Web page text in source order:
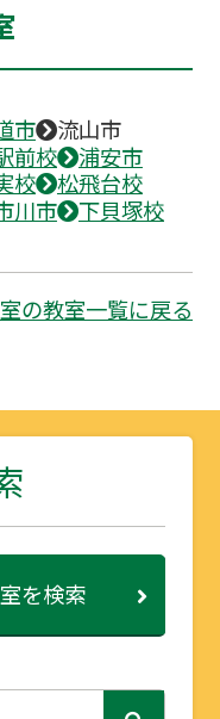
市
流山市
前校
浦安市
校
松飛台校
川市
下貝塚校
の教室一覧に戻る
を検索